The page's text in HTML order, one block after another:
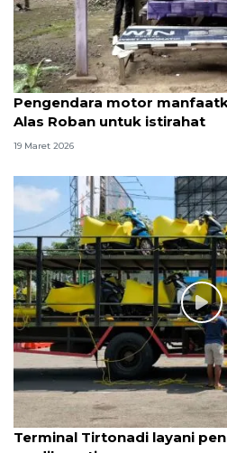
Pengendara motor
Alas Roban untuk istirahat
19 Maret 2026
Terminal Tirtonadi layani